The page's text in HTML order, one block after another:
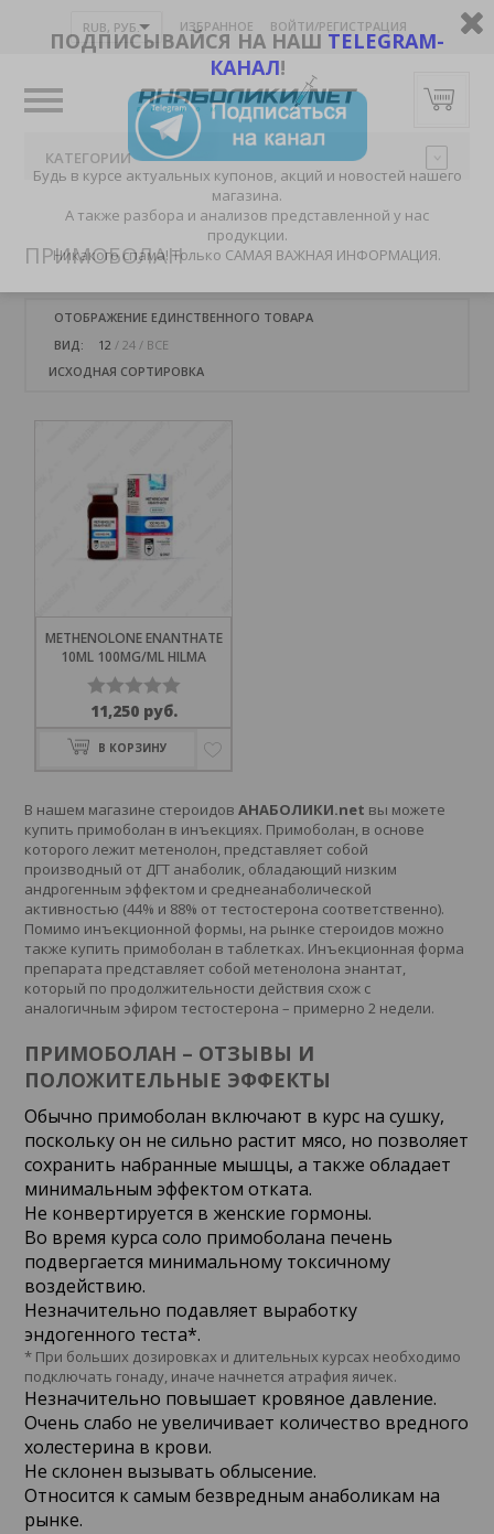
RUB, РУБ. ИЗБРАННОЕ ВОЙТИ/РЕГИСТРАЦИЯ
КАТЕГОРИИ
ПРИМОБОЛАН
ОТОБРАЖЕНИЕ ЕДИНСТВЕННОГО ТОВАРА
ВИД:
12 24 ВСЕ
METHENOLONE ENANTHATE
10ML 100MG/ML HILMA
Оценка
0
11,250 руб.
В КОРЗИНУ
В нашем магазине стероидовАНАБОЛИКИ.net вы можете
купить примоболан в инъекциях. Примоболан, в основе
которого лежит метенолон, представляет собой
производный от ДГТ анаболик, обладающий низким
андрогенным эффектом и среднеанаболической
активностью (44% и 88% от тестостерона соответственно).
Помимо инъекционной формы, на рынке стероидов можно
также купить примоболан в таблетках. Инъекционная форма
препарата представляет собой метенолона энантат,
который по продолжительности действия схож с
аналогичным эфиром тестостерона – примерно 2 недели.
ПРИМОБОЛАН – ОТЗЫВЫ И
ПОЛОЖИТЕЛЬНЫЕ ЭФФЕКТЫ
Обычно примоболан включают в курс на сушку,
поскольку он не сильно растит мясо, но позволяет
сохранить набранные мышцы, а также обладает
минимальным эффектом отката.
Не конвертируется в женские гормоны.
Во время курса соло примоболана печень
подвергается минимальному токсичному
воздействию.
Незначительно подавляет выработку
эндогенного теста*.
* При больших дозировках и длительных курсах необходимо
подключать гонаду, иначе начнется атрафия яичек.
Незначительно повышает кровяное давление.
Очень слабо не увеличивает количество вредного
холестерина в крови.
Не склонен вызывать облысение.
Относится к самым безвредным анаболикам на
рынке.
ПОДПИСЫВАЙСЯ НА НАШ TELEGRAM-
КАНАЛ!
Будь в курсе актуальных купонов, акций и новостей нашего
магазина.
А также разбора и анализов представленной у нас
продукции.
Никакого спама! Только САМАЯ ВАЖНАЯ ИНФОРМАЦИЯ.